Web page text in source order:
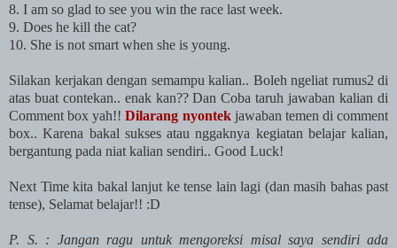
8. I am so glad to see you win the race last week.
9. Does he kill the cat?
10. She is not smart when she is young.
Silakan kerjakan dengan semampu kalian.. Boleh ngeliat rumus2 di
atas buat contekan.. enak kan?? Dan Coba taruh jawaban kalian di
Comment box yah!!Dilarang nyontekjawaban temen di comment
box.. Karena bakal sukses atau nggaknya kegiatan belajar kalian,
bergantung pada niat kalian sendiri.. Good Luck!
Next Time kita bakal lanjut ke tense lain lagi (dan masih bahas past
tense), Selamat belajar!! :D
P. S. : Jangan ragu untuk mengoreksi misal saya sendiri ada